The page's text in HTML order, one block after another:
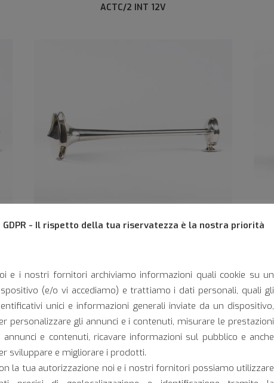
ACTC/2 INT 12V
GDPR - Il rispetto della tua riservatezza è la nostra priorità
e i nostri fornitori archiviamo informazioni quali cookie su un
(e/o vi accediamo) e trattiamo i dati personali, quali gli
unici e informazioni generali inviate da un dispositivo,
personalizzare gli annunci e i contenuti, misurare le prestazioni
annunci e contenuti, ricavare informazioni sul pubblico e anche
sviluppare e migliorare i prodotti.
la tua autorizzazione noi e i nostri fornitori possiamo utilizzare